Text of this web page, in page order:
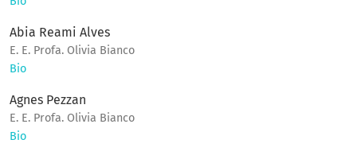
Abia Reami Alves
E. E. Profa. Olivia Bianco
Bio
Agnes Pezzan
E. E. Profa. Olivia Bianco
Bio